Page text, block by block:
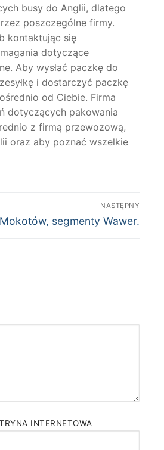
busy do Anglii, dlatego
poszczególne firmy.
kontaktując się
dotyczące
Aby wysłać paczkę do
i dostarczyć paczkę
od Ciebie. Firma
dotyczących pakowania
z firmą przewozową,
oraz aby poznać wszelkie
NASTĘPNY
segmenty Wawer.
INTERNETOWA